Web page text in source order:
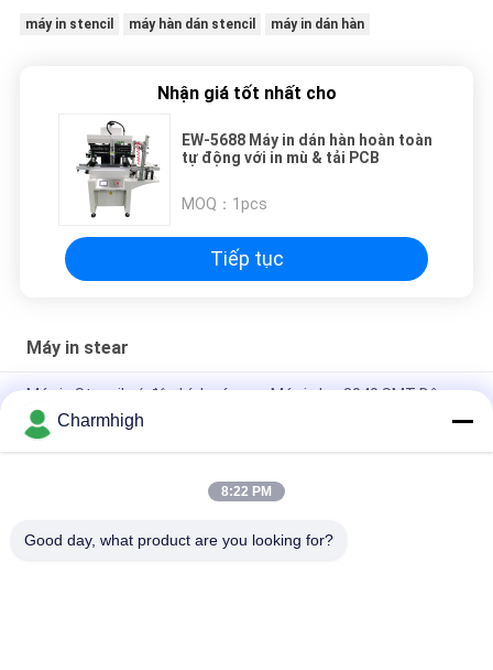
máy in stencil máy hàn dán stencil máy in dán hàn
Nhận giá tốt nhất cho
EW-5688 Máy in dán hàn hoàn toàn
tự động với in mù & tải PCB
MOQ： 1pcs
Tiếp tục
Máy in stear
Máy in Stencil có độ chính xác cao Máy in lụa 3040 SMT Dây
chuyền sản xuất SMT thủ công
Máy hàn dán bán tự động 3250, Máy in màn hình 320 * 500mm
E6 Máy in màn hình tự động hoàn toàn SMT máy in dán hàn
Charmhigh
8:22 PM
Good day, what product are you looking for?